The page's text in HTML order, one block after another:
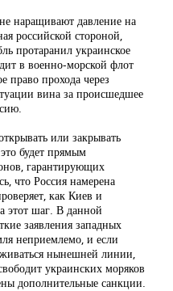
наращивают давление на
российской стороной,
протаранил украинское
в военно-морской флот
право прохода через
вина за происшедшее
или закрывать
будет прямым
гарантирующих
что Россия намерена
как Киев и
этот шаг. В данной
заявления западных
неприемлемо, и если
нынешней линии,
украинских моряков
дополнительные санкции.